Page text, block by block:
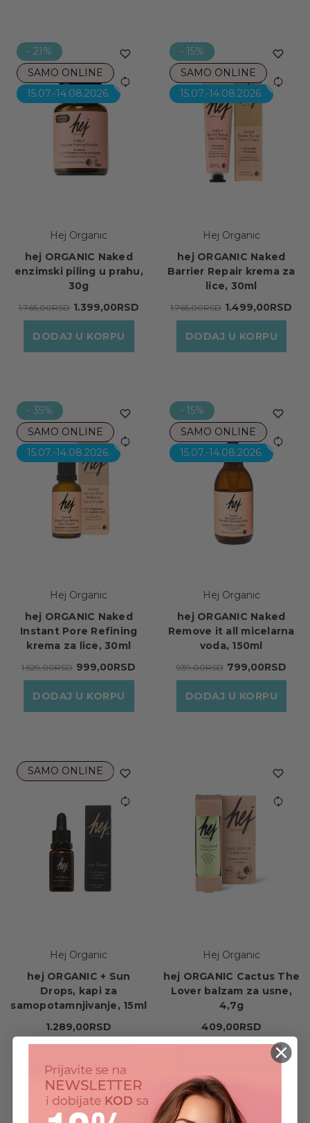
- 21%
SAMO ONLINE
15.07.-14.08.2026.
Hej Organic
hej ORGANIC Naked
enzimski piling u prahu,
30g
1.765,00RSD 1.399,00RSD
DODAJ U KORPU
- 15%
SAMO ONLINE
15.07.-14.08.2026.
Hej Organic
hej ORGANIC Naked
Barrier Repair krema za
lice, 30ml
1.765,00RSD 1.499,00RSD
DODAJ U KORPU
- 35%
SAMO ONLINE
15.07.-14.08.2026.
Hej Organic
hej ORGANIC Naked
Instant Pore Refining
krema za lice, 30ml
1.529,00RSD 999,00RSD
DODAJ U KORPU
- 15%
SAMO ONLINE
15.07.-14.08.2026.
Hej Organic
hej ORGANIC Naked
Remove it all micelarna
voda, 150ml
939,00RSD 799,00RSD
DODAJ U KORPU
SAMO ONLINE
Hej Organic
hej ORGANIC + Sun
Drops, kapi za
samopotamnjivanje, 15ml
1.289,00RSD
Hej Organic
hej ORGANIC Cactus The
Lover balzam za usne,
4,7g
409,00RSD
DODAJ U KORPU